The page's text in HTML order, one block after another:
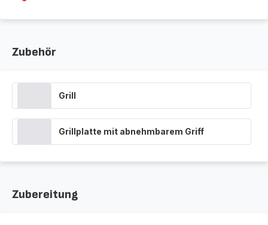
Zubehör
Grill
Grillplatte mit abnehmbarem Griff
Zubereitung